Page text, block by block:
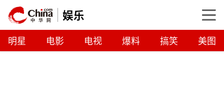
娱乐
明星 电影 电视 爆料 搞笑 美图